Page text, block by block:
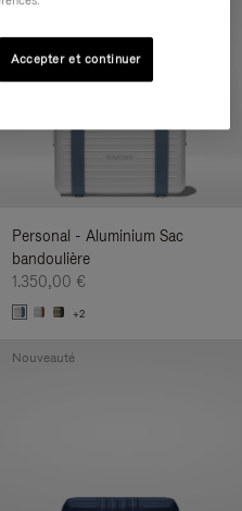
Personal - Aluminium Sac
bandoulière
1.350,00 €
+2
Nouveauté
Accepter et continuer